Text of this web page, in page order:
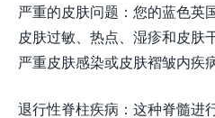
严重的皮肤问题：您的蓝色英
皮肤过敏、热点、湿疹和皮肤
严重皮肤感染或皮肤褶皱内疾
退行性脊柱疾病：这种脊髓进